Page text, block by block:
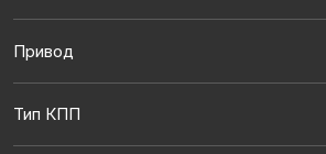
Привод
Тип КПП